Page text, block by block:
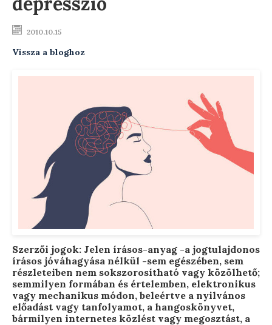
Testsúly optimalizálása
Menopauzális egészség
Modern ultrahang készülék
Távkonzultáció
Előadások
Szakmai blog
Rendelési díjak
Elérhetőségek
Rólam
2010.10.15
Vissza a bloghoz
Szerzői jogok: Jelen írásos-anyag -a jogtulajdonos
írásos jóváhagyása nélkül -sem egészében, sem
részleteiben nem sokszorosítható vagy közölhető;
semmilyen formában és értelemben, elektronikus
vagy mechanikus módon, beleértve a nyilvános
előadást vagy tanfolyamot, a hangoskönyvet,
bármilyen internetes közlést vagy megosztást, a